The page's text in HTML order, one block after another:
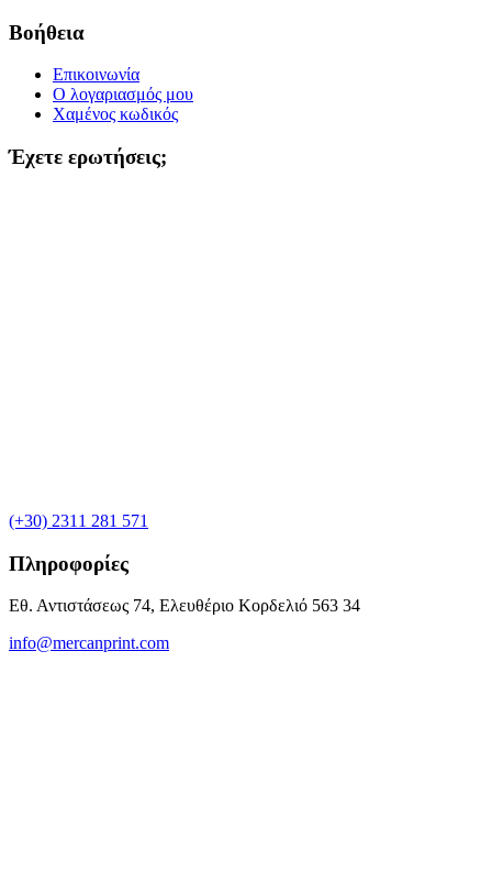
Βοήθεια
Επικοινωνία
Ο λογαριασμός μου
Χαμένος κωδικός
Έχετε ερωτήσεις;
(+30) 2311 281 571
Πληροφορίες
Εθ. Αντιστάσεως 74, Ελευθέριο Κορδελιό 563 34
info@mercanprint.com